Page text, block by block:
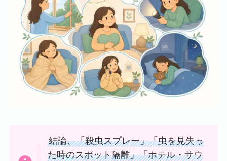
結論、「殺虫スプレー」「虫を見失っ
た時のスポット隔離」「ホテル・サウ